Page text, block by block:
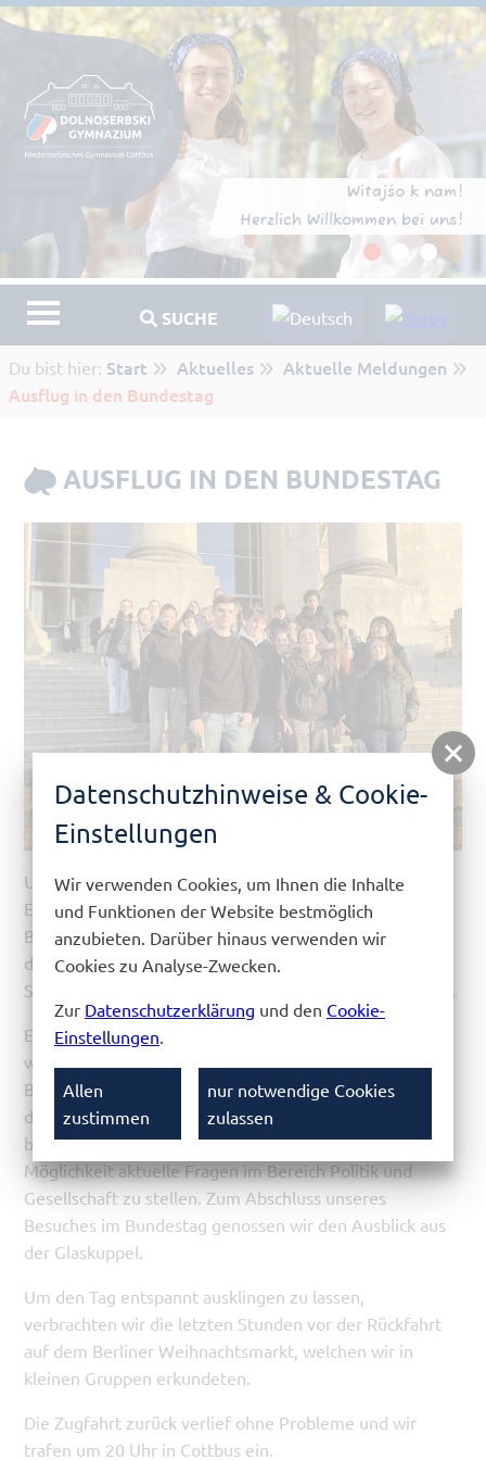
Witajśo k nam!
Herzlich Willkommen bei uns!
SUCHE
Du bist hier: Start Aktuelles
Aktuelle Meldungen
Ausflug in den Bundestag
AUSFLUG IN DEN BUNDESTAG
Um Schüler/innen unserer Schule für besonderes
Engagement zu belohnen, fuhren wir am 16. 12. nach
Berlin. Unsere Gruppe bestand aus Schüler/innen von
der neunten bis zur zwölften Klasse und Frau Hille-
Sickert und Herr Guttke kamen als Begleitpersonen mit.
Es ging für uns um 9:30 Uhr mit dem Zug nach Berlin,
wo wir zuerst eine Einführung über den deutschen
Bundestag erhielten. Danach folgte ein Gespräch mit
der Bundestagsabgeordneten Maja Wallstein. Sie
brachte uns ihren Arbeitsalltag näher und gab uns die
Möglichkeit aktuelle Fragen im Bereich Politik und
Gesellschaft zu stellen. Zum Abschluss unseres
Besuches im Bundestag genossen wir den Ausblick aus
der Glaskuppel.
Um den Tag entspannt ausklingen zu lassen,
verbrachten wir die letzten Stunden vor der Rückfahrt
auf dem Berliner Weihnachtsmarkt, welchen wir in
kleinen Gruppen erkundeten.
Die Zugfahrt zurück verlief ohne Probleme und wir
trafen um 20 Uhr in Cottbus ein.
Datenschutzhinweise & Cookie-
Einstellungen
Wir verwenden Cookies, um Ihnen die Inhalte
und Funktionen der Website bestmöglich
anzubieten. Darüber hinaus verwenden wir
Cookies zu Analyse-Zwecken.
Zur Datenschutzerklärung und den Cookie-
Einstellungen.
Allen
zustimmen
nur notwendige Cookies
zulassen